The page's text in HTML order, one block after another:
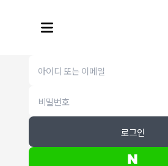
로그인